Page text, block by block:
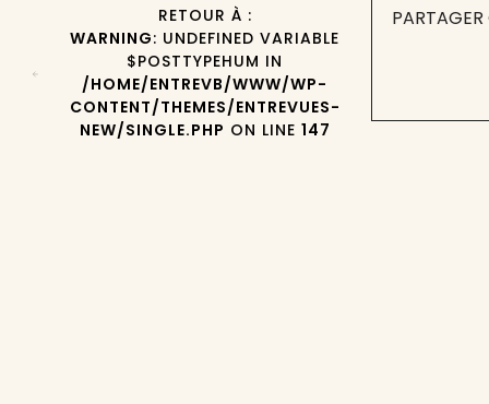
RETOUR À :
WARNING: UNDEFINED VARIABLE
$POSTTYPEHUM IN
/HOME/ENTREVB/WWW/WP-
CONTENT/THEMES/ENTREVUES-
NEW/SINGLE.PHP ON LINE 147